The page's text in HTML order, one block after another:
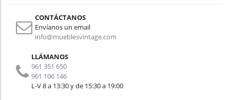
CONTÁCTANOS
Envíanos un email
info@mueblesvintage.com
LLÁMANOS
961 351 650
961 106 146
L-V 8 a 13:30 y de 15:30 a 19:00